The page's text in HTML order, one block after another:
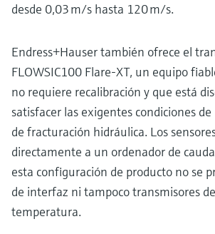
desde 0,03 m/s hasta 120 m/s.
Endress+Hauser también ofrece el
FLOWSIC100 Flare-XT, un equipo
no requiere recalibración y que está
satisfacer las exigentes condiciones de
de fracturación hidráulica. Los
directamente a un ordenador de
esta configuración de producto no se
de interfaz ni tampoco transmisores
temperatura.